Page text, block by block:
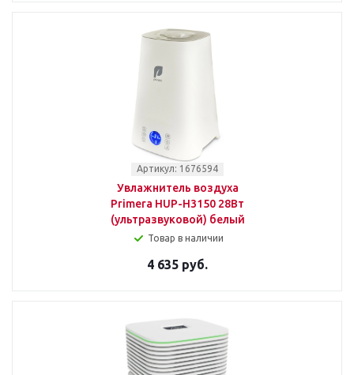
Артикул: 1676594
Увлажнитель воздуха
Primera HUP-H3150 28Вт
(ультразвуковой) белый
Товар в наличии
4 635 руб.